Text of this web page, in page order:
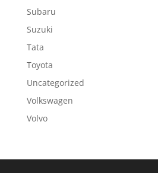
Subaru
Suzuki
Tata
Toyota
Uncategorized
Volkswagen
Volvo